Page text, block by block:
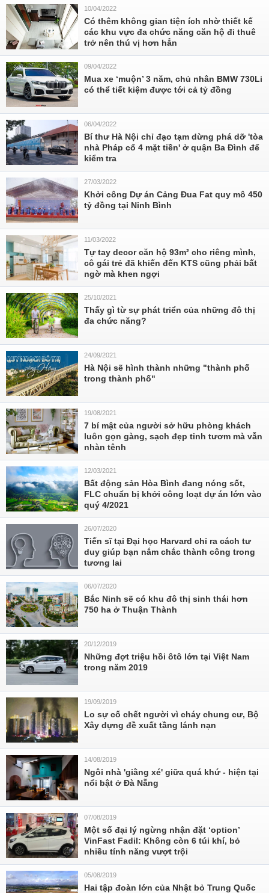
10/04/2022
Có thêm không gian tiện ích nhờ thiết kế
các khu vực đa chức năng căn hộ đi thuê
trở nên thú vị hơn hẳn
09/04/2022
Mua xe ‘muộn’ 3 năm, chủ nhân BMW 730Li
có thể tiết kiệm được tới cả tỷ đồng
06/04/2022
Bí thư Hà Nội chỉ đạo tạm dừng phá dỡ 'tòa
nhà Pháp cổ 4 mặt tiền' ở quận Ba Đình để
kiểm tra
27/03/2022
Khởi công Dự án Cảng Đua Fat quy mô 450
tỷ đồng tại Ninh Bình
11/03/2022
Tự tay decor căn hộ 93m² cho riêng mình,
cô gái trẻ đã khiến đến KTS cũng phải bất
ngờ mà khen ngợi
25/10/2021
Thấy gì từ sự phát triển của những đô thị
đa chức năng?
24/09/2021
Hà Nội sẽ hình thành những "thành phố
trong thành phố"
19/08/2021
7 bí mật của người sở hữu phòng khách
luôn gọn gàng, sạch đẹp tinh tươm mà vẫn
nhàn tênh
12/03/2021
Bất động sản Hòa Bình đang nóng sốt,
FLC chuẩn bị khởi công loạt dự án lớn vào
quý 4/2021
26/07/2020
Tiến sĩ tại Đại học Harvard chỉ ra cách tư
duy giúp bạn nắm chắc thành công trong
tương lai
06/07/2020
Bắc Ninh sẽ có khu đô thị sinh thái hơn
750 ha ở Thuận Thành
20/12/2019
Những đợt triệu hồi ôtô lớn tại Việt Nam
trong năm 2019
19/09/2019
Lo sự cố chết người vì cháy chung cư, Bộ
Xây dựng đề xuất tầng lánh nạn
14/08/2019
Ngôi nhà 'giằng xé' giữa quá khứ - hiện tại
nổi bật ở Đà Nẵng
07/08/2019
Một số đại lý ngừng nhận đặt ‘option’
VinFast Fadil: Không còn 6 túi khí, bỏ
nhiều tính năng vượt trội
05/08/2019
Hai tập đoàn lớn của Nhật bỏ Trung Quốc